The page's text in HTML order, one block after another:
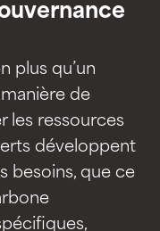
plus qu’un
de
les ressources
développent
besoins, que ce